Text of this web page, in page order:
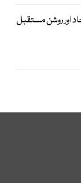
اور روشن مستقبل